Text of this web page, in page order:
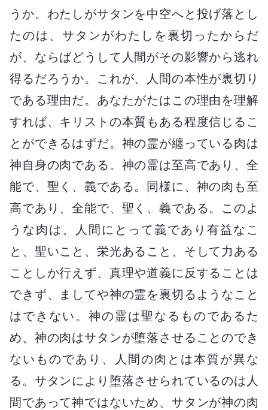
うか。わたしがサタンを中空へと投げ落とし
たのは、サタンがわたしを裏切ったからだ
が、ならばどうして人間がその影響から逃れ
得るだろうか。これが、人間の本性が裏切り
である理由だ。あなたがたはこの理由を理解
すれば、キリストの本質もある程度信じるこ
とができるはずだ。神の霊が纏っている肉は
神自身の肉である。神の霊は至高であり、全
能で、聖く、義である。同様に、神の肉も至
高であり、全能で、聖く、義である。このよ
うな肉は、人間にとって義であり有益なこ
と、聖いこと、栄光あること、そして力ある
ことしか行えず、真理や道義に反することは
できず、ましてや神の霊を裏切るようなこと
はできない。神の霊は聖なるものであるた
め、神の肉はサタンが堕落させることのでき
ないものであり、人間の肉とは本質が異な
る。サタンにより堕落させられているのは人
間であって神ではないため、サタンが神の肉